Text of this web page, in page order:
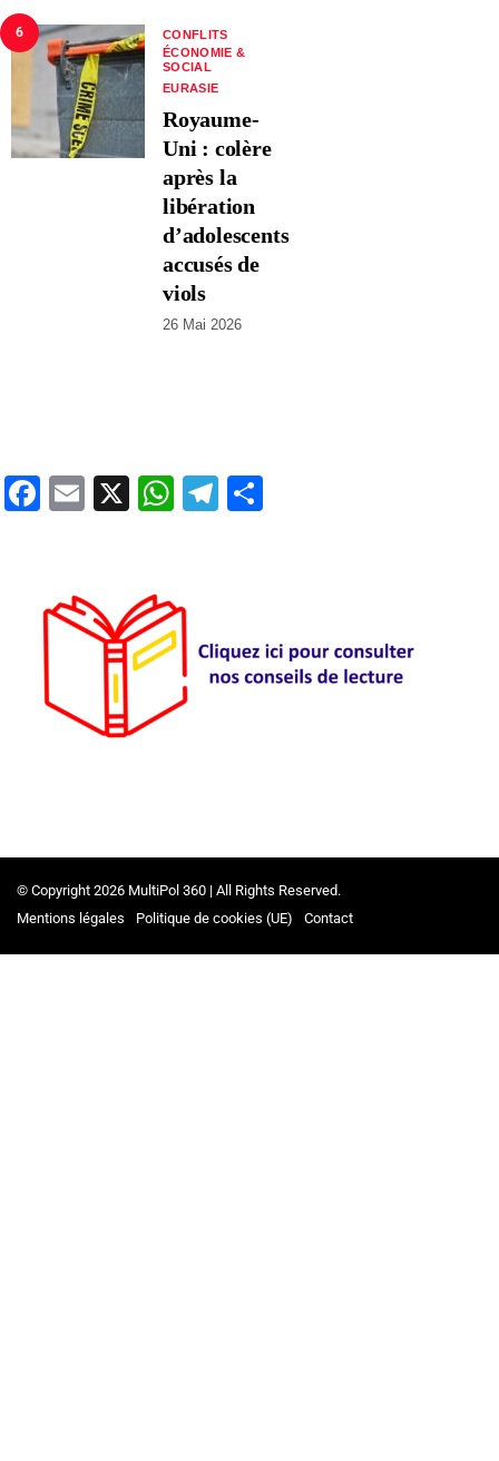
6
CONFLITS
ÉCONOMIE &
SOCIAL
EURASIE
Royaume-
Uni : colère
après la
libération
d’adolescents
accusés de
viols
26 Mai 2026
Facebook
Email
X WhatsApp
Telegram
© Copyright 2026 MultiPol 360 | All Rights Reserved.
Mentions légales
Politique de cookies (UE) Contact